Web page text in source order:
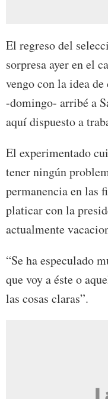
El regreso del
sorpresa ayer en el
vengo con la idea
-domingo- arribé a
aquí dispuesto a
El experimentado
tener ningún
permanencia en las
platicar con la
actualmente
“Se ha especulado
que voy a éste o
las cosas claras”.